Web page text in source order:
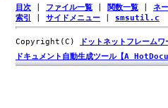
目次 ファイル一覧 関数一覧 ネ
索引
サイドメニュー smsutil.c
Copyright(C) ドットネットフレーム
ドキュメント自動生成ツール【A